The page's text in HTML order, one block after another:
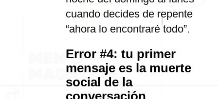
cuando decides de repente
“ahora lo encontraré todo”.
Error #4: tu primer
mensaje es la muerte
social de la
conversación